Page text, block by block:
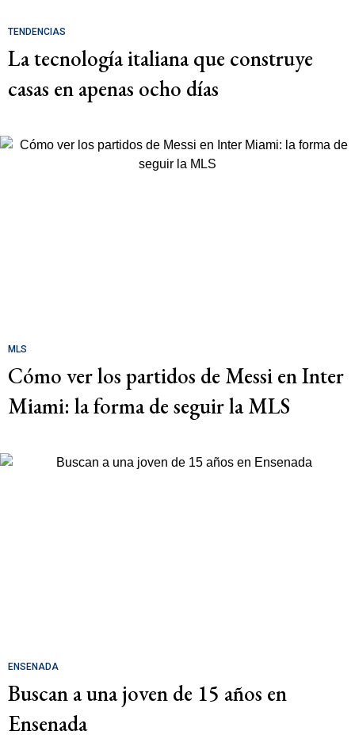
TENDENCIAS
La tecnología italiana que construye
casas en apenas ocho días
MLS
Cómo ver los partidos de Messi en Inter
Miami: la forma de seguir la MLS
ENSENADA
Buscan a una joven de 15 años en
Ensenada